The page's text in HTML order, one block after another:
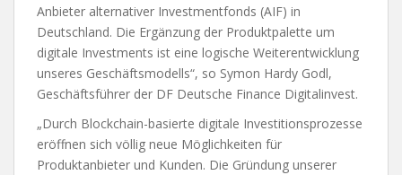
Anbieter alternativer Investmentfonds (AIF) in
Deutschland. Die Ergänzung der Produktpalette um
digitale Investments ist eine logische Weiterentwicklung
unseres Geschäftsmodells“, so Symon Hardy Godl,
Geschäftsführer der DF Deutsche Finance Digitalinvest.
„Durch Blockchain-basierte digitale Investitionsprozesse
eröffnen sich völlig neue Möglichkeiten für
Produktanbieter und Kunden. Die Gründung unserer